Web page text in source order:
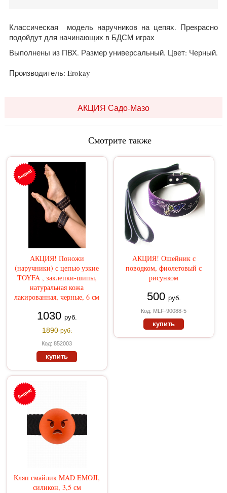
Классическая модель наручников на цепях. Прекрасно
подойдут для начинающих в БДСМ играх
Выполнены из ПВХ. Размер универсальный. Цвет: Черный.
Производитель: Erokay
АКЦИЯ Садо-Мазо
Смотрите также
АКЦИЯ! Поножи
(наручники) с цепью узкие
TOYFA , заклепки-шипы,
натуральная кожа
лакированная, черные, 6 см
1030 руб.
1890руб.
Код: 852003
купить
АКЦИЯ! Ошейник с
поводком, фиолетовый с
рисунком
500 руб.
Код: МLF-90088-5
купить
Кляп смайлик MAD EMOJI,
силикон, 3,5 см